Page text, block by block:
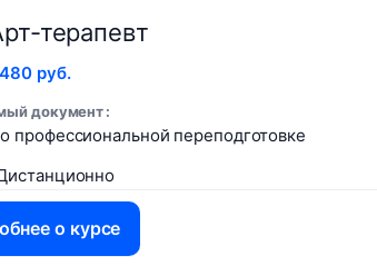
терапевт
руб.
документ
профессиональной переподготовке
о курсе